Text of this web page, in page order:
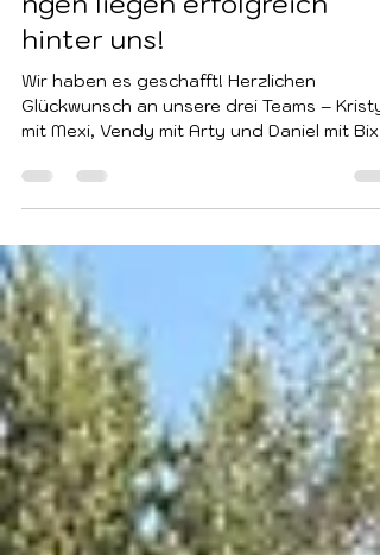
Wasserrettungshundeprüfu
ngen liegen erfolgreich
hinter uns!
Wir haben es geschafft! Herzlichen
mit Mexi, Vendy mit Arty und Daniel mit Bix
sie haben ihre Prüfungen erfolgreich
meinte es das Wetter wirklich nicht gut mit
uns. Vom starken Morgenwind und der
ging es direkt in die Nachmittagshitze. Trotz
dieser anspruchsvollen Bedingungen
alle ihr Bestes gegeben, großartig
und hervorragende Leistungen gezeigt.
gesamte Veranstaltung wur